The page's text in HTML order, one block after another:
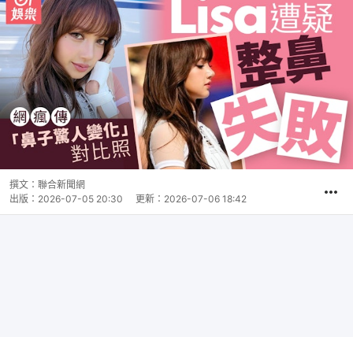
撰文： 聯合新聞網
出版： 2026-07-05 20:30 更新： 2026-07-06 18:42